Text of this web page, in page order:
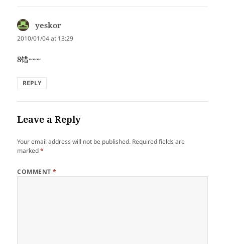
yeskor
2010/01/04 at 13:29
8错~~~
REPLY
Leave a Reply
Your email address will not be published. Required fields are
marked*
COMMENT*